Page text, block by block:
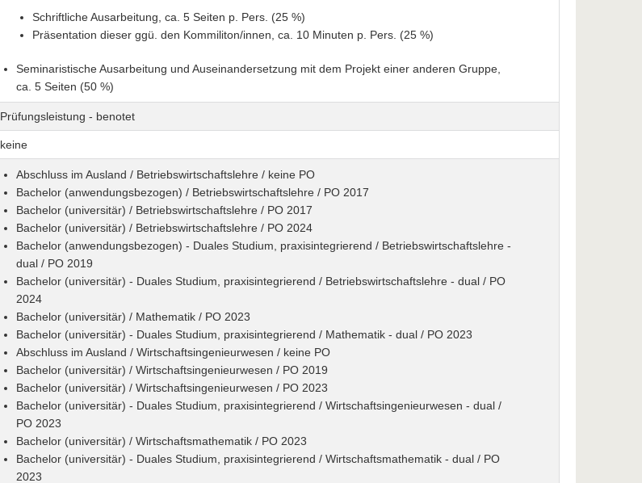
Schriftliche Ausarbeitung, ca. 5 Seiten p. Pers. (25 %)
Präsentation dieser ggü. den Kommiliton/innen, ca. 10 Minuten p. Pers. (25 %)
Seminaristische Ausarbeitung und Auseinandersetzung mit dem Projekt einer anderen Gruppe,
ca. 5 Seiten (50 %)
Prüfungsleistung - benotet
keine
Abschluss im Ausland / Betriebswirtschaftslehre / keine PO
Bachelor (anwendungsbezogen) / Betriebswirtschaftslehre / PO 2017
Bachelor (universitär) / Betriebswirtschaftslehre / PO 2017
Bachelor (universitär) / Betriebswirtschaftslehre / PO 2024
Bachelor (anwendungsbezogen) - Duales Studium, praxisintegrierend / Betriebswirtschaftslehre -
dual / PO 2019
Bachelor (universitär) - Duales Studium, praxisintegrierend / Betriebswirtschaftslehre - dual / PO
2024
Bachelor (universitär) / Mathematik / PO 2023
Bachelor (universitär) - Duales Studium, praxisintegrierend / Mathematik - dual / PO 2023
Abschluss im Ausland / Wirtschaftsingenieurwesen / keine PO
Bachelor (universitär) / Wirtschaftsingenieurwesen / PO 2019
Bachelor (universitär) / Wirtschaftsingenieurwesen / PO 2023
Bachelor (universitär) - Duales Studium, praxisintegrierend / Wirtschaftsingenieurwesen - dual /
PO 2023
Bachelor (universitär) / Wirtschaftsmathematik / PO 2023
Bachelor (universitär) - Duales Studium, praxisintegrierend / Wirtschaftsmathematik - dual / PO
2023